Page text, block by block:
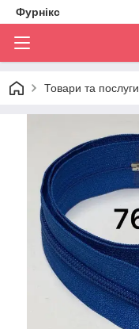
Фурнікс
Товари та послуги